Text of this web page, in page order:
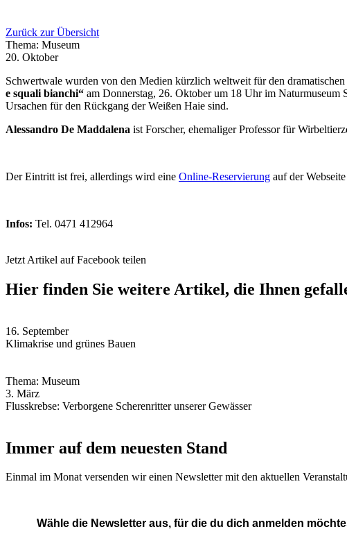
Zurück zur Übersicht
Thema: Museum
20. Oktober
Schwertwale wurden von den Medien kürzlich weltweit für den
e squali bianchi“ am Donnerstag, 26. Oktober um 18 Uhr im Naturmuseum
Ursachen für den Rückgang der Weißen Haie sind.
Alessandro De Maddalena ist Forscher, ehemaliger Professor für
Der Eintritt ist frei, allerdings wird eine Online-Reservierung auf der
Infos: Tel. 0471 412964
Jetzt Artikel auf Facebook teilen
Hier finden Sie weitere Artikel, die Ihnen
16. September
Klimakrise und grünes Bauen
Thema: Museum
3. März
Flusskrebse: Verborgene Scherenritter unserer Gewässer
Immer auf dem neuesten Stand
Einmal im Monat versenden wir einen Newsletter mit den aktuellen
Wähle die Newsletter aus, für die du dich anmelden